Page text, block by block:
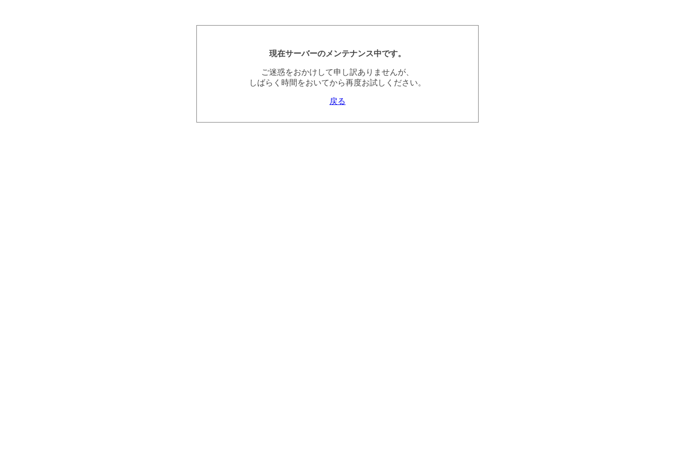
現在サーバーのメンテナンス中です。
ご迷惑をおかけして申し訳ありませんが、
しばらく時間をおいてから再度お試しください。
戻る